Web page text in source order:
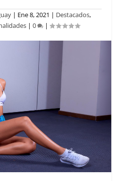
| Ene 8, 2021 | Destacados,
| 0 |